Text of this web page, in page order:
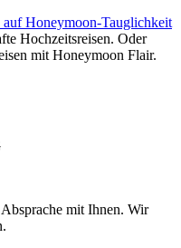
auf Honeymoon-Tauglichkeit
Hochzeitsreisen. Oder
mit Honeymoon Flair.
mit Ihnen. Wir